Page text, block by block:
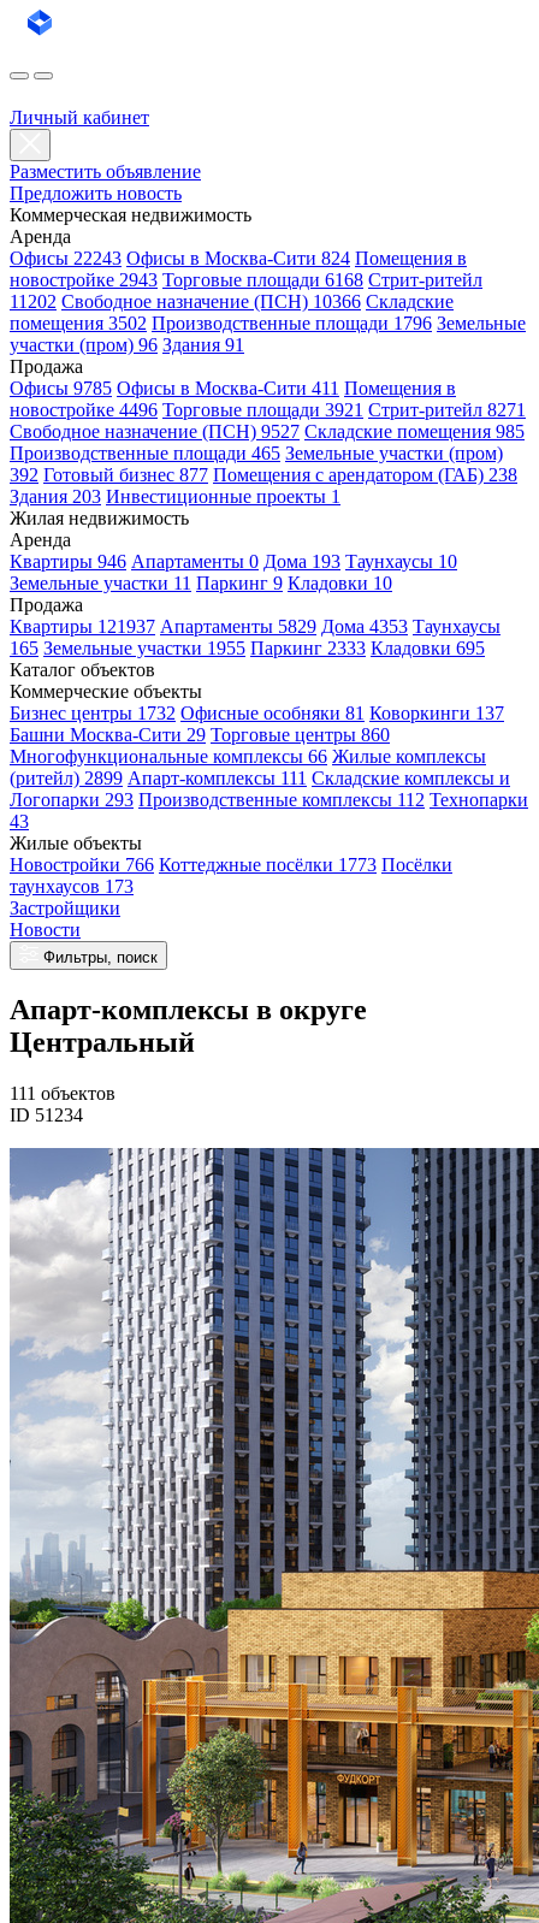
Личный кабинет
Разместить объявление
Предложить новость
Коммерческая недвижимость
Аренда
Офисы 22243 Офисы в Москва-Сити 824 Помещения в
новостройке 2943 Торговые площади 6168 Стрит-ритейл
11202 Свободное назначение (ПСН) 10366 Складские
помещения 3502 Производственные площади 1796 Земельные
участки (пром) 96 Здания 91
Продажа
Офисы 9785 Офисы в Москва-Сити 411 Помещения в
новостройке 4496 Торговые площади 3921 Стрит-ритейл 8271
Свободное назначение (ПСН) 9527 Складские помещения 985
Производственные площади 465 Земельные участки (пром)
392 Готовый бизнес 877 Помещения с арендатором (ГАБ) 238
Здания 203 Инвестиционные проекты 1
Жилая недвижимость
Аренда
Квартиры 946 Апартаменты 0 Дома 193 Таунхаусы 10
Земельные участки 11 Паркинг 9 Кладовки 10
Продажа
Квартиры 121937 Апартаменты 5829 Дома 4353 Таунхаусы
165 Земельные участки 1955 Паркинг 2333 Кладовки 695
Каталог объектов
Коммерческие объекты
Бизнес центры 1732 Офисные особняки 81 Коворкинги 137
Башни Москва-Сити 29 Торговые центры 860
Многофункциональные комплексы 66 Жилые комплексы
(ритейл) 2899 Апарт-комплексы 111 Складские комплексы и
Логопарки 293 Производственные комплексы 112 Технопарки
43
Жилые объекты
Новостройки 766 Коттеджные посёлки 1773 Посёлки
таунхаусов 173
Застройщики
Новости
Фильтры, поиск
Апарт-комплексы в округе
Центральный
111 объектов
ID 51234